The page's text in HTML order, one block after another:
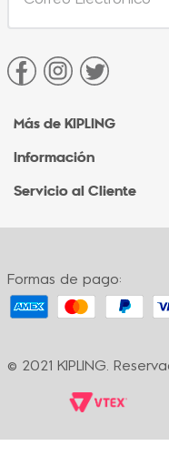
Más de KIPLING
Acerca de Kipling
Sucursales
Información
Contacto Corporativo
Formas de pago
Servicio al Cliente
Contacto
Políticas de cambio
Términos y
Formas de pago:
© 2021 KIPLING.